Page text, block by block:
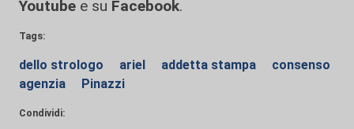
Youtube e su Facebook.
Tags:
dello strologo ariel addetta stampa
consenso
agenzia
Pinazzi
Condividi: